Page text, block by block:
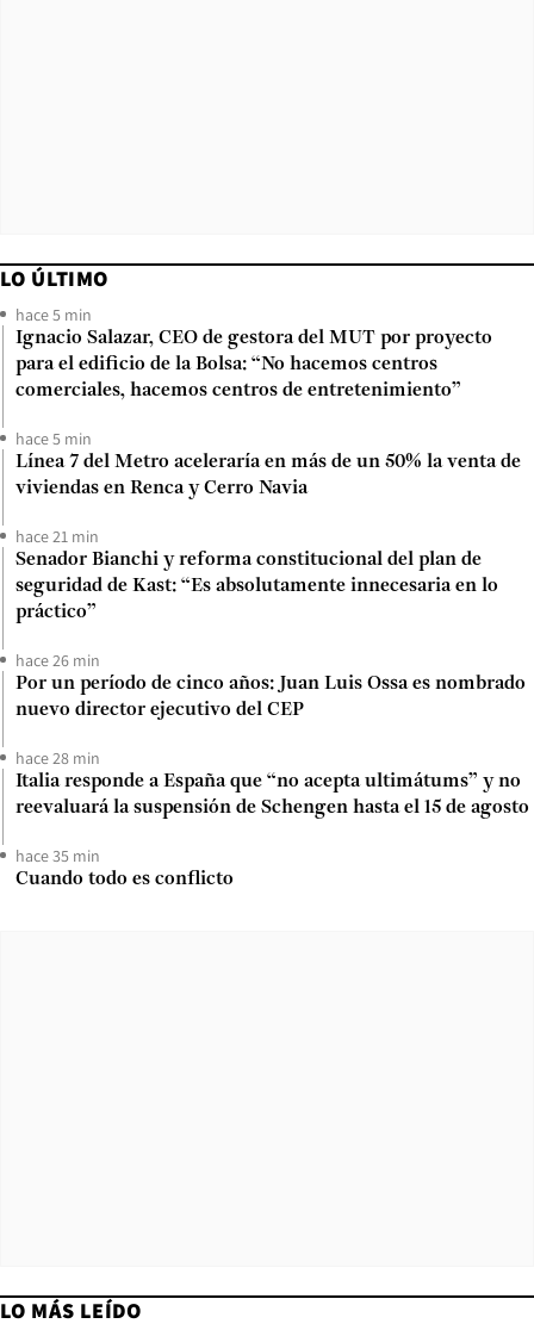
LO ÚLTIMO
hace 5 min
Ignacio Salazar, CEO de gestora del MUT por proyecto
para el edificio de la Bolsa: “No hacemos centros
comerciales, hacemos centros de entretenimiento”
hace 5 min
Línea 7 del Metro aceleraría en más de un 50% la venta de
viviendas en Renca y Cerro Navia
hace 21 min
Senador Bianchi y reforma constitucional del plan de
seguridad de Kast: “Es absolutamente innecesaria en lo
práctico”
hace 26 min
Por un período de cinco años: Juan Luis Ossa es nombrado
nuevo director ejecutivo del CEP
hace 28 min
Italia responde a España que “no acepta ultimátums” y no
reevaluará la suspensión de Schengen hasta el 15 de agosto
hace 35 min
Cuando todo es conflicto
LO MÁS LEÍDO